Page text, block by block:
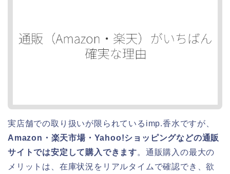
実店舗での取り扱いが限られているimp.香水ですが、
Amazon・楽天市場・Yahoo!ショッピングなどの通販
サイトでは安定して購入できます。通販購入の最大の
メリットは、在庫状況をリアルタイムで確認でき、欲